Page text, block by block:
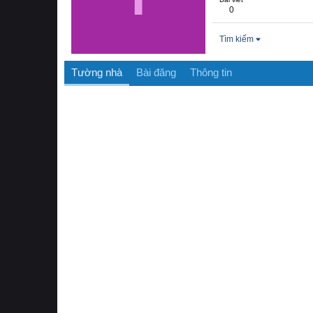
0
Tìm kiếm
Tường nhà Bài đăng Thông tin